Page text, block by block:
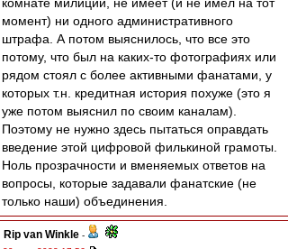
момент) ни одного административного
штрафа. А потом выяснилось, что все это
потому, что был на каких-то фотографиях или
рядом стоял с более активными фанатами, у
которых т.н. кредитная история похуже (это я
уже потом выяснил по своим каналам).
Поэтому не нужно здесь пытаться оправдать
введение этой цифровой филькиной грамоты.
Ноль прозрачности и вменяемых ответов на
вопросы, которые задавали фанатские (не
только наши) объединения.
Rip van Winkle -